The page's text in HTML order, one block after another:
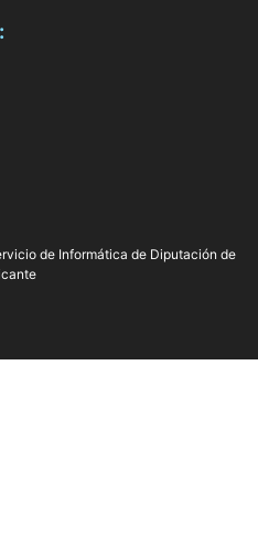
de Informática de Diputación de